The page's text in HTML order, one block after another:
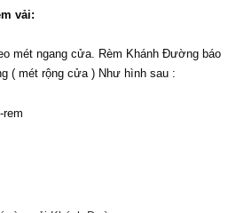
vải:
mét ngang cửa. Rèm Khánh Đường báo
( mét rộng cửa ) Như hình sau :